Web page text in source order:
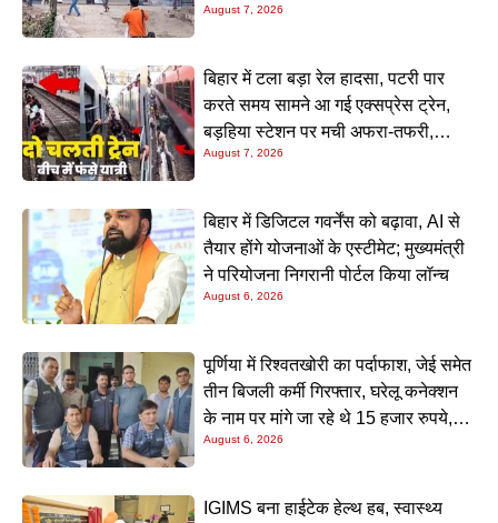
August 7, 2026
बिहार में टला बड़ा रेल हादसा, पटरी पार
करते समय सामने आ गई एक्सप्रेस ट्रेन,
बड़हिया स्टेशन पर मची अफरा-तफरी,
यात्रियों की लापरवाही आई सामने
August 7, 2026
बिहार में डिजिटल गवर्नेंस को बढ़ावा, AI से
तैयार होंगे योजनाओं के एस्टीमेट; मुख्यमंत्री
ने परियोजना निगरानी पोर्टल किया लॉन्च
August 6, 2026
पूर्णिया में रिश्वतखोरी का पर्दाफाश, जेई समेत
तीन बिजली कर्मी गिरफ्तार, घरेलू कनेक्शन
के नाम पर मांगे जा रहे थे 15 हजार रुपये,
निगरानी टीम ने रंगे हाथ पकड़ा
August 6, 2026
IGIMS बना हाईटेक हेल्थ हब, स्वास्थ्य